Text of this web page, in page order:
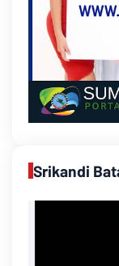
Srikandi